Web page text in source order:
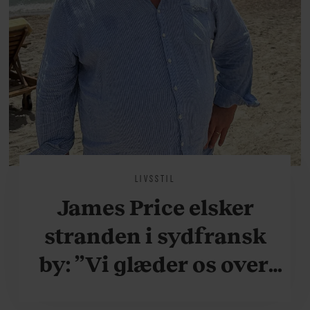
LIVSSTIL
James Price elsker
stranden i sydfransk
by: ”Vi glæder os over,